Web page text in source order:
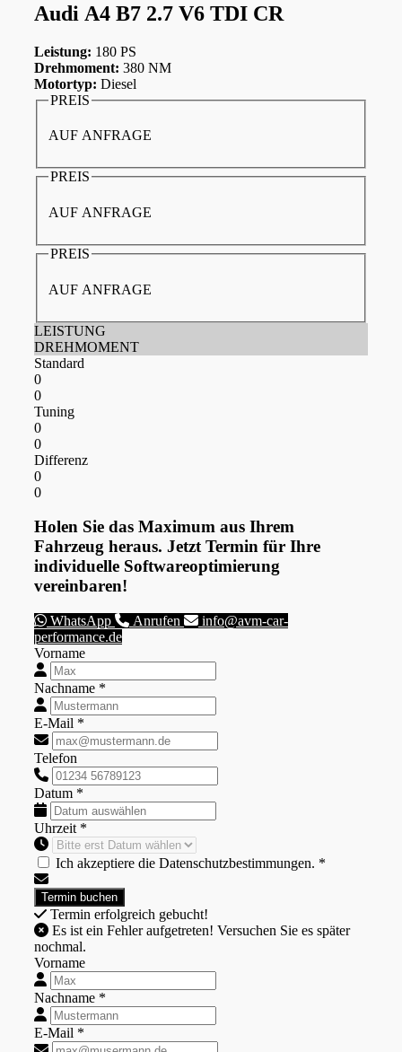
Audi A4 B7 2.7 V6 TDI CR
Leistung: 180 PS
Drehmoment: 380 NM
Motortyp: Diesel
PREIS
AUF ANFRAGE
PREIS
AUF ANFRAGE
PREIS
AUF ANFRAGE
LEISTUNG
DREHMOMENT
Standard
0
0
Tuning
0
0
Differenz
0
0
Holen Sie das Maximum aus Ihrem
Fahrzeug heraus. Jetzt Termin für Ihre
individuelle Softwareoptimierung
vereinbaren!
WhatsApp Anrufen
info@avm-car-
performance.de
Vorname
Nachname *
E-Mail *
Telefon
Datum *
Uhrzeit *
Ich akzeptiere die Datenschutzbestimmungen. *
Termin erfolgreich gebucht!
nochmal.
Vorname
Nachname *
E-Mail *